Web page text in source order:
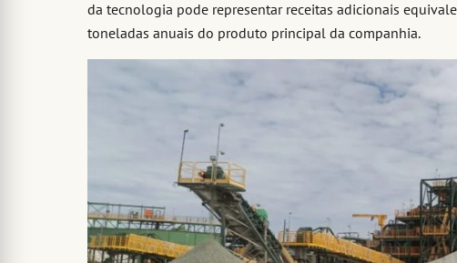
da tecnologia pode representar receitas adicionais
toneladas anuais do produto principal da companhia.